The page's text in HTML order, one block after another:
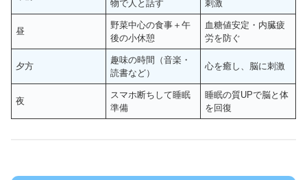
物で人と話す 刺激
昼
野菜中心の食事＋午
後の小休憩
血糖値安定・内臓疲
労を防ぐ
夕方
趣味の時間（音楽・
読書など）
心を癒し、脳に刺激
夜
スマホ断ちして睡眠
準備
睡眠の質UPで脳と体
を回復